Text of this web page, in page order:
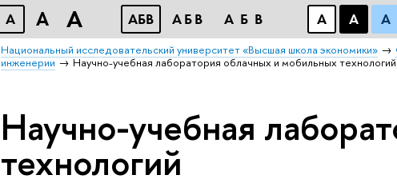
A A A АБВ АБВ АБВ А А А
Национальный исследовательский университет «Высшая школа экономики»
инженерии
Научно-учебная лаборатория облачных и мобильных технологий
Научно-учебная
технологий